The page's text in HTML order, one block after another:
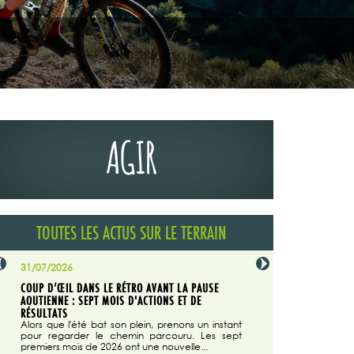
AGIR
TOUTES LES ACTUS SUR LE TERRAIN
du
31/07/2026
COUP D’ŒIL DANS LE RÉTRO AVANT LA PAUSE
AOUTIENNE : SEPT MOIS D'ACTIONS ET DE
RÉSULTATS
Alors que l'été bat son plein, prenons un instant
pour regarder le chemin parcouru. Les sept
premiers mois de 2026 ont une nouvelle...
29/07/2026